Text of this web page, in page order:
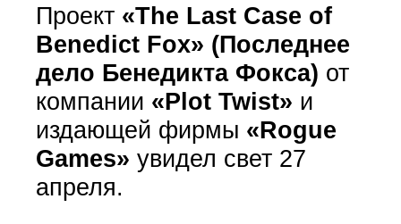
Проект «The Last Case of
Benedict Fox» (Последнее
дело Бенедикта Фокса) от
компании «Plot Twist» и
издающей фирмы «Rogue
Games» увидел свет 27
апреля.